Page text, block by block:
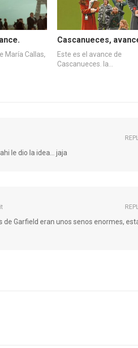
María Callas,
Cascanueces,
Este es el avance de
Cascanueces. la…
le dio la idea… jaja
de Garfield eran unos senos enormes,